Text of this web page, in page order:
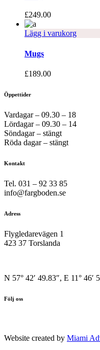
£249.00
Lägg i varukorg
Mugs
£189.00
Öppettider
Vardagar – 09.30 – 18
Lördagar – 09.30 – 14
Söndagar – stängt
Röda dagar – stängt
Kontakt
Tel. 031 – 92 33 85
info@fargboden.se
Adress
Flygledarevägen 1
423 37 Torslanda
N 57° 42′ 49.83″, E 11° 46′
Följ oss
Website created by Miami